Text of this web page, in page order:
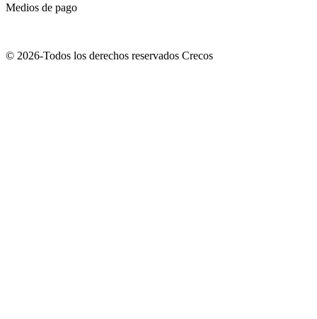
Medios de pago
© 2026-Todos los derechos reservados Crecos